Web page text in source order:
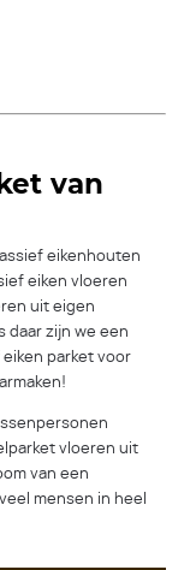
van
eikenhouten
eiken vloeren
uit eigen
daar zijn we een
parket voor
vloeren uit
van een
mensen in heel